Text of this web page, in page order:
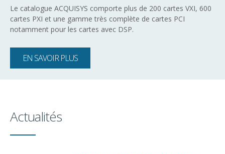
Le catalogue ACQUISYS comporte plus de 200 cartes VXI, 600
cartes PXI et une gamme très complète de cartes PCI
notamment pour les cartes avec DSP.
EN SAVOIR PLUS
Actualités